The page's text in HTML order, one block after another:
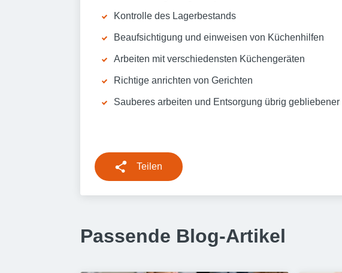
Kontrolle des Lagerbestands
Beaufsichtigung und einweisen von Küchenhilfen
Arbeiten mit verschiedensten Küchengeräten
Richtige anrichten von Gerichten
Sauberes arbeiten und Entsorgung übrig gebliebener
Teilen
Passende Blog-Artikel